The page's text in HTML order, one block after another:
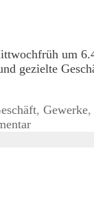
um
gezielte
, Gewerke,